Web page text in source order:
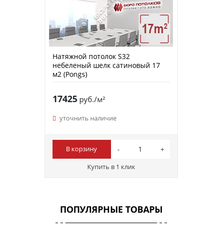
Натяжной потолок S32
небеленый шелк сатиновый 17
м2 (Pongs)
17425руб./м²
уточнить наличие
В корзину
Купить в 1 клик
ПОПУЛЯРНЫЕ ТОВАРЫ